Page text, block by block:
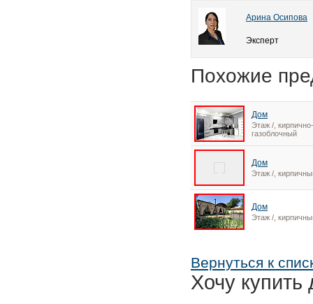
Арина Осипова
Эксперт
Похожие
Дом
Этаж /, кирпично-
газоблочный
Дом
Этаж /,
Дом
Этаж /,
Вернуться к
Хочу купить